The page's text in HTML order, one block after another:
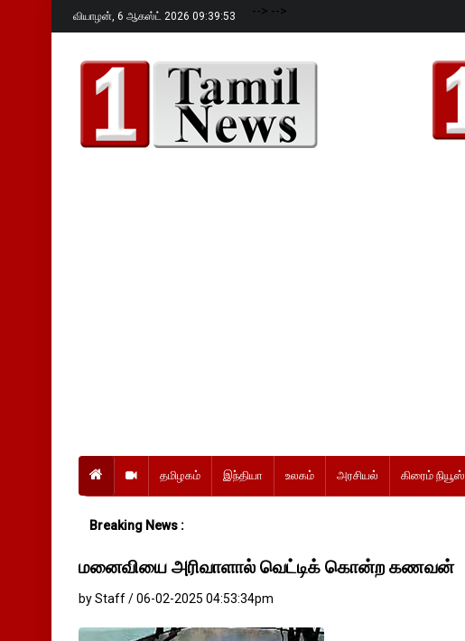
வியாழன், 6 ஆகஸ்ட் 2026 09:39:54 --> -->
தமிழகம் இந்தியா உலகம் அரசியல் கிரைம் நியூஸ்
Breaking News :
மனைவியை அரிவாளால் வெட்டிக் கொன்ற கணவன்
by Staff / 06-02-2025 04:53:34pm